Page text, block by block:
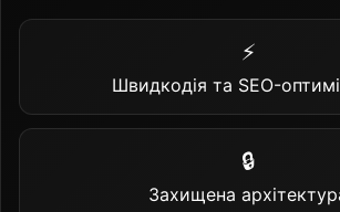
⚡
Швидкодія та SEO-
🔒
Захищена